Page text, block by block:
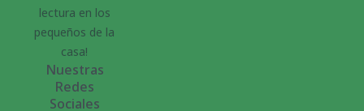
lectura en los
pequeños de la
casa!
Nuestras
Redes
Sociales